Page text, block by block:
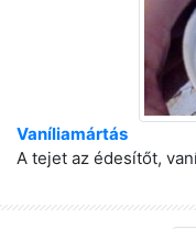
Vaníliamártás
A tejet az édesítőt,